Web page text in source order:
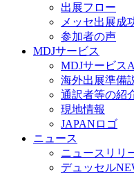
出展フロー
メッセ出展成
参加者の声
MDJサービス
MDJサービス
海外出展準備
通訳者等の紹
現地情報
JAPANロゴ
ニュース
ニュースリリ
デュッセル